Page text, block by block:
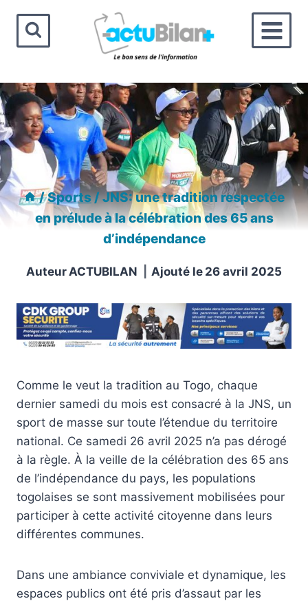
contenu
/Sports/JNS: une tradition respectée
en prélude à la célébration des 65 ans
d’indépendance
Auteur ACTUBILAN Ajouté le 26 avril 2025
Comme le veut la tradition au Togo, chaque
dernier samedi du mois est consacré à la JNS, un
sport de masse sur toute l’étendue du territoire
national. Ce samedi 26 avril 2025 n’a pas dérogé
à la règle. À la veille de la célébration des 65 ans
de l’indépendance du pays, les populations
togolaises se sont massivement mobilisées pour
participer à cette activité citoyenne dans leurs
différentes communes.
Dans une ambiance conviviale et dynamique, les
espaces publics ont été pris d’assaut par les